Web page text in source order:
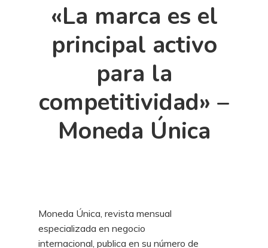
«La marca es el
principal activo
para la
competitividad» –
Moneda Única
Moneda Única, revista mensual
especializada en negocio
internacional, publica en su número de